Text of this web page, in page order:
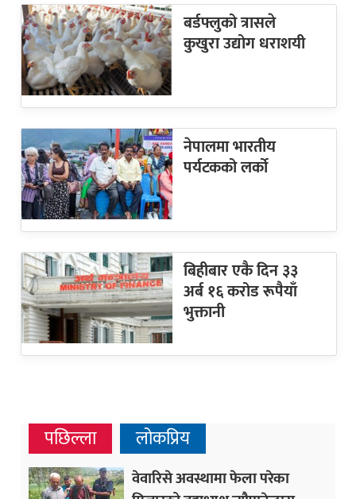
बर्डफ्लुको त्रासले
कुखुरा उद्योग धराशयी
नेपालमा भारतीय
पर्यटकको लर्को
बिहीबार एकै दिन ३३
अर्ब १६ करोड रूपैयाँ
भुक्तानी
पछिल्ला लोकप्रिय
वेवारिसे अवस्थामा फेला परेका